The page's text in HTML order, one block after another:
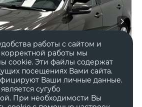
работы с сайтом и
работы мы
cookie. Эти файлы содержат
посещениях Вами сайта.
Ваши личные данные.
сугубо
При необходимости Вы